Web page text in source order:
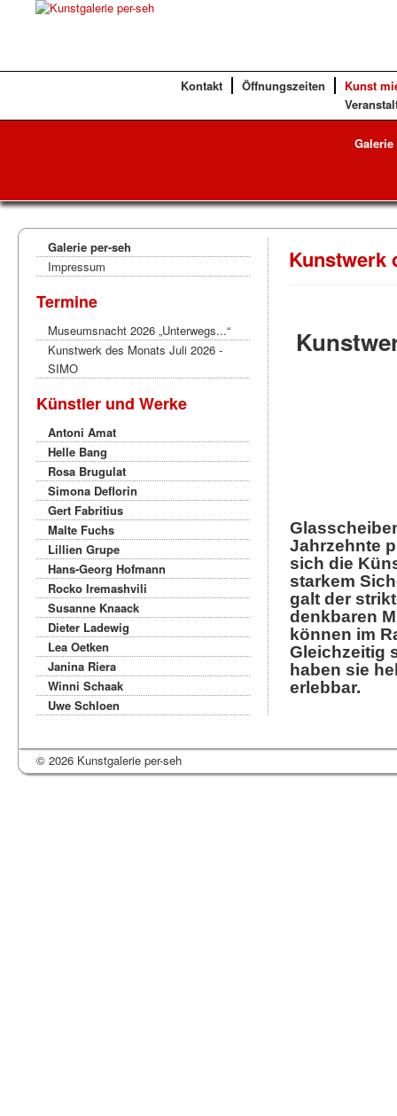
Kontakt Öffnungszeiten
Kunst
Galerie per-seh
Impressum
Termine
Museumsnacht 2026 „Unterwegs...“
Kunstwerk des Monats Juli 2026 -
SIMO
Künstler und Werke
Antoni Amat
Helle Bang
Rosa Brugulat
Simona Deflorin
Gert Fabritius
Malte Fuchs
Lillien Grupe
Hans-Georg Hofmann
Rocko Iremashvili
Susanne Knaack
Dieter Ladewig
Lea Oetken
Janina Riera
Winni Schaak
Uwe Schloen
Kunstwerk
Jahrzehnte
sich die
starkem
galt der
denkbaren
können im
Gleichzeitig
haben sie
erlebbar.
© 2026 Kunstgalerie per-seh